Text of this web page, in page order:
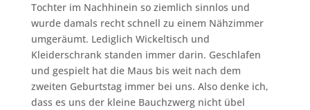
Tochter im Nachhinein so ziemlich sinnlos und
wurde damals recht schnell zu einem Nähzimmer
umgeräumt. Lediglich Wickeltisch und
Kleiderschrank standen immer darin. Geschlafen
und gespielt hat die Maus bis weit nach dem
zweiten Geburtstag immer bei uns. Also denke ich,
dass es uns der kleine Bauchzwerg nicht übel